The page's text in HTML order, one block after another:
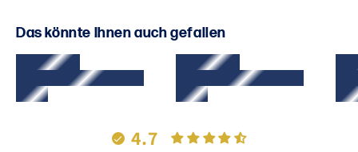
Das könnte Ihnen auch gefallen
4.7